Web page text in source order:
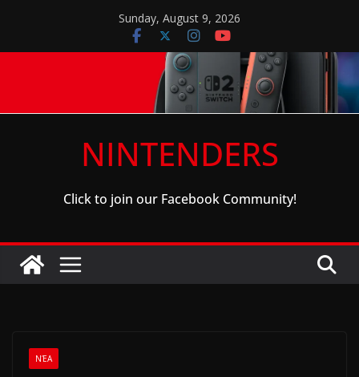
content
Sunday, August 9, 2026
NINTENDERS
Click to join our Facebook Community!
ΝΈΑ